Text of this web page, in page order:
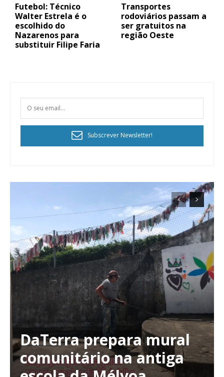
Futebol: Técnico
Walter Estrela é o
escolhido do
Nazarenos para
substituir Filipe Faria
Transportes
rodoviários passam a
ser gratuitos na
região Oeste
Subscrever Newsletter!
DaTerra prepara mural
comunitário na antiga